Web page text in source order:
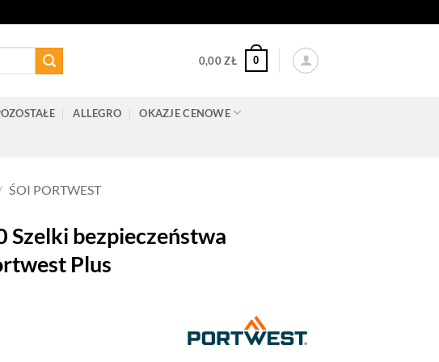
0,00ZŁ 0
ALLEGRO OKAZJE CENOWE
ŚOI PORTWEST
Szelki bezpieczeństwa
Plus